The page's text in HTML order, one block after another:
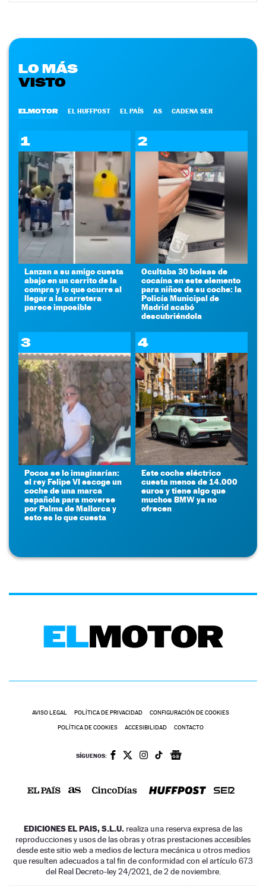
LO MÁS
VISTO
ELMOTOR EL HUFFPOST EL PAÍS AS CADENA SER
1
Lanzan a su amigo cuesta
abajo en un carrito de la
compra y lo que ocurre al
llegar a la carretera
parece imposible
2
Ocultaba 30 bolsas de
cocaína en este elemento
para niños de su coche: la
Policía Municipal de
Madrid acabó
descubriéndola
3
Pocos se lo imaginarían:
el rey Felipe VI escoge un
coche de una marca
española para moverse
por Palma de Mallorca y
esto es lo que cuesta
4
Este coche eléctrico
cuesta menos de 14.000
euros y tiene algo que
muchos BMW ya no
ofrecen
AVISO LEGAL POLÍTICA DE PRIVACIDAD CONFIGURACIÓN DE COOKIES
POLÍTICA DE COOKIES ACCESIBILIDAD CONTACTO
SÍGUENOS:
EDICIONES EL PAIS, S.L.U. realiza una reserva expresa de las
reproducciones y usos de las obras y otras prestaciones accesibles
desde este sitio web a medios de lectura mecánica u otros medios
que resulten adecuados a tal fin de conformidad con el artículo 67.3
del Real Decreto-ley 24/2021, de 2 de noviembre.